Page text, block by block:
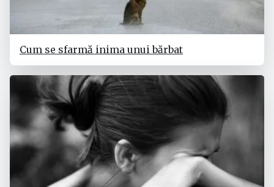
Cum se sfarmă inima unui bărbat